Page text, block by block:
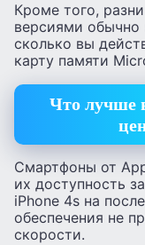
Кроме того,
версиями обычно
сколько вы
карту памяти
Что лучше
Смартфоны от
их доступность
iPhone 4s на
обеспечения не
скорости.